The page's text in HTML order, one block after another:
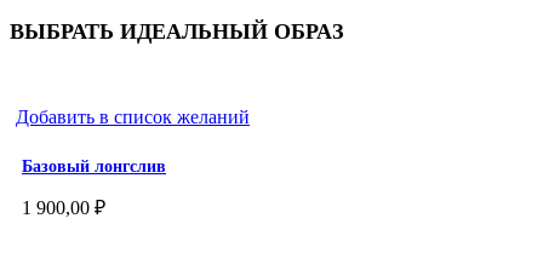
ВЫБРАТЬ ИДЕАЛЬНЫЙ ОБРАЗ
Добавить в список желаний
Базовый лонгслив
1 900,00 ₽